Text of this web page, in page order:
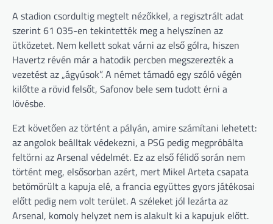
A stadion csordultig megtelt nézőkkel, a regisztrált adat
szerint 61 035-en tekintették meg a helyszínen az
ütközetet. Nem kellett sokat várni az első gólra, hiszen
Havertz révén már a hatodik percben megszerezték a
vezetést az „ágyúsok”. A német támadó egy szóló végén
kilőtte a rövid felsőt, Safonov bele sem tudott érni a
lövésbe.
Ezt követően az történt a pályán, amire számítani lehetett:
az angolok beálltak védekezni, a PSG pedig megpróbálta
feltörni az Arsenal védelmét. Ez az első félidő során nem
történt meg, elsősorban azért, mert Mikel Arteta csapata
betömörült a kapuja elé, a francia együttes gyors játékosai
előtt pedig nem volt terület. A széleket jól lezárta az
Arsenal, komoly helyzet nem is alakult ki a kapujuk előtt.